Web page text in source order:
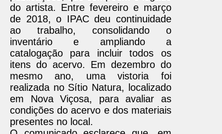
do artista. Entre fevereiro e março
de 2018, o IPAC deu continuidade
ao trabalho, consolidando o
inventário e ampliando a
catalogação para incluir todos os
itens do acervo. Em dezembro do
mesmo ano, uma vistoria foi
realizada no Sítio Natura, localizado
em Nova Viçosa, para avaliar as
condições do acervo e dos materiais
presentes no local.